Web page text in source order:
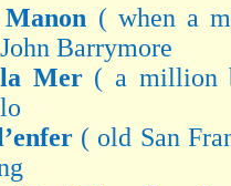
( when a
Barrymore
Mer ( a million
( old San